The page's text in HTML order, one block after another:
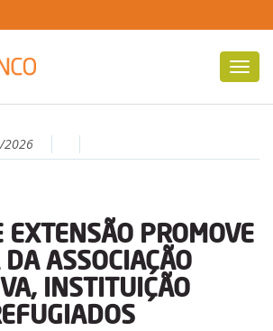
2026
EXTENSÃO PROMOVE
ASSOCIAÇÃO
INSTITUIÇÃO